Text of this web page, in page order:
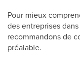
Pour mieux
des entreprises
recommandons de
préalable.